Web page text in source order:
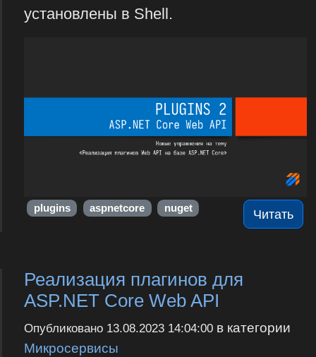
установлены в Shell.
Читать
plugins aspnetcore nuget
Реализация плагинов для
ASP.NET Core Web API
Опубликовано 13.08.2023 14:04:00в категории
Микросервисы